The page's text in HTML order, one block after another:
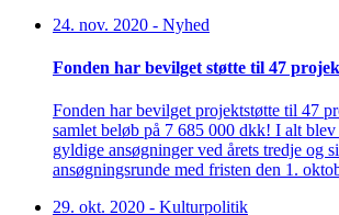
24. nov. 2020 - Nyhed
Fonden har bevilget støtte til 47
Fonden har bevilget projektstøtte til 47
samlet beløb på 7 685 000 dkk! I alt
gyldige ansøgninger ved årets tredje og
ansøgningsrunde med fristen den 1.
29. okt. 2020 - Kulturpolitik